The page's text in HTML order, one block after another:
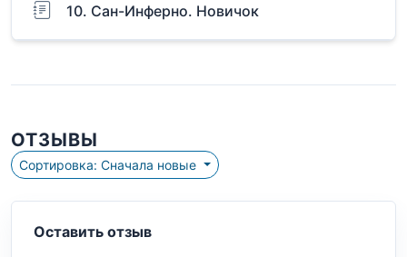
10. Сан-Инферно. Новичок
ОТЗЫВЫ
Сортировка: Сначала новые
Оставить отзыв